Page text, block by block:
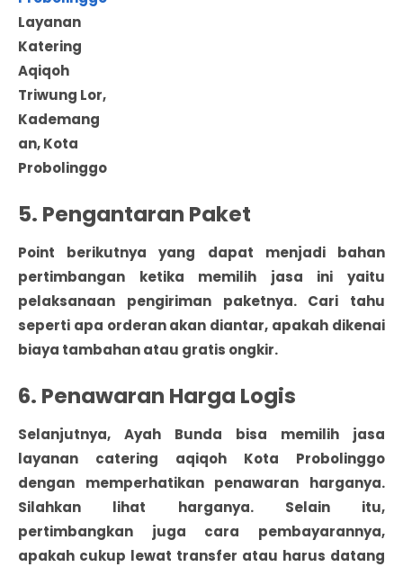
Layanan
Katering
Aqiqoh
Triwung Lor,
Kademang
an, Kota
Probolinggo
5. Pengantaran Paket
Point berikutnya yang dapat menjadi bahan
pertimbangan ketika memilih jasa ini yaitu
pelaksanaan pengiriman paketnya. Cari tahu
seperti apa orderan akan diantar, apakah dikenai
biaya tambahan atau gratis ongkir.
6. Penawaran Harga Logis
Selanjutnya, Ayah Bunda bisa memilih jasa
layanan catering aqiqoh Kota Probolinggo
dengan memperhatikan penawaran harganya.
Silahkan lihat harganya. Selain itu,
pertimbangkan juga cara pembayarannya,
apakah cukup lewat transfer atau harus datang